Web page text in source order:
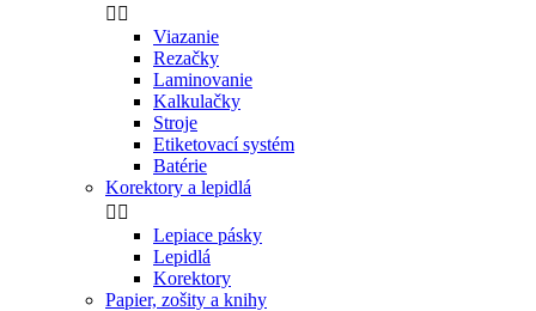
 
Viazanie
Rezačky
Laminovanie
Kalkulačky
Stroje
Etiketovací systém
Batérie
Korektory a lepidlá
 
Lepiace pásky
Lepidlá
Korektory
Papier, zošity a knihy